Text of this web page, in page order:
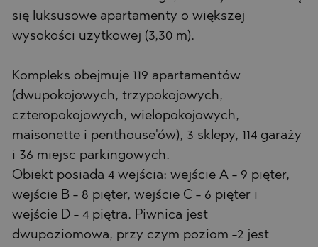
się luksusowe apartamenty o większej
wysokości użytkowej (3,30 m).
Kompleks obejmuje 119 apartamentów
(dwupokojowych, trzypokojowych,
czteropokojowych, wielopokojowych,
maisonette i penthouse'ów), 3 sklepy, 114 garaży
i 36 miejsc parkingowych.
Obiekt posiada 4 wejścia: wejście A - 9 pięter,
wejście B - 8 pięter, wejście C - 6 pięter i
wejście D - 4 piętra. Piwnica jest
dwupoziomowa, przy czym poziom -2 jest